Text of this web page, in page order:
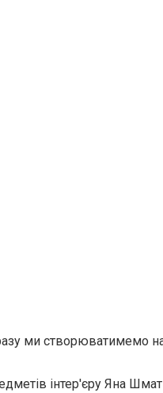
ми створюватимемо
інтер'єру Яна